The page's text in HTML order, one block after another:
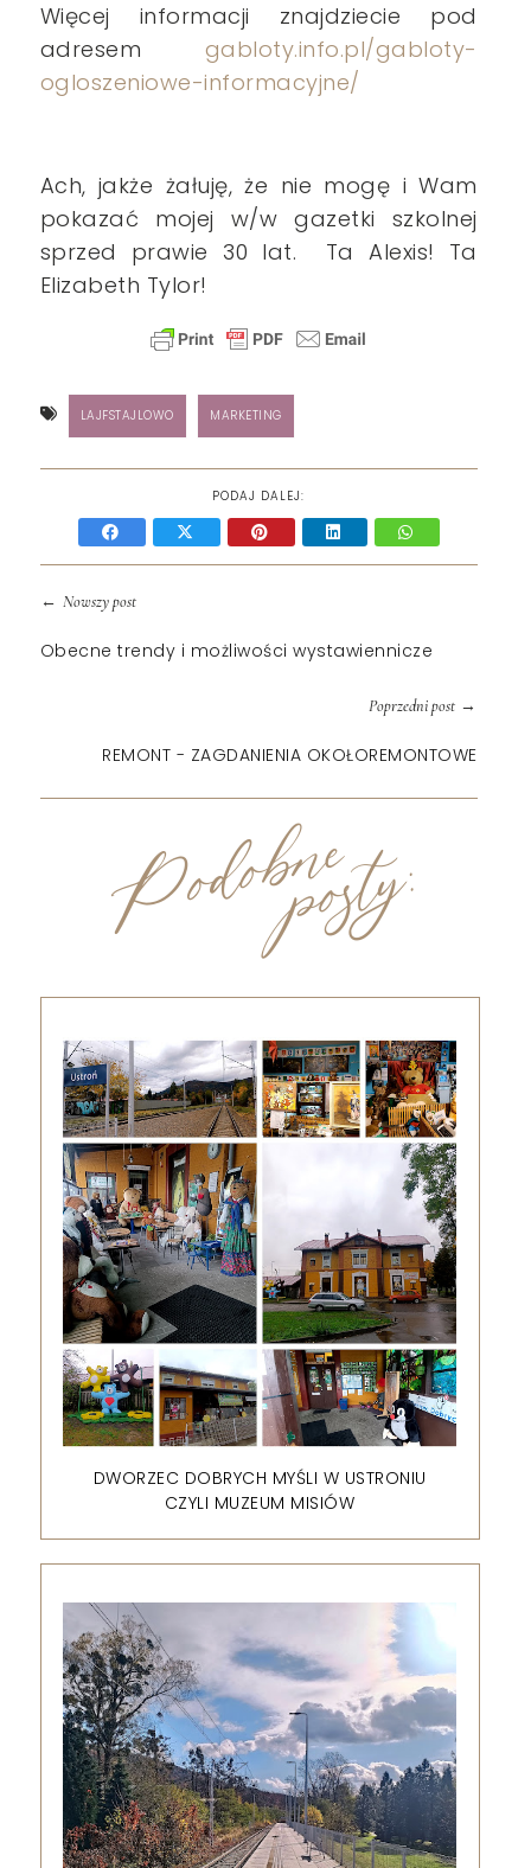
Więcej informacji znajdziecie pod
adresem
gabloty.info.pl/gabloty-
ogloszeniowe-informacyjne/
Ach, jakże żałuję, że nie mogę i Wam
pokazać mojej w/w gazetki szkolnej
sprzed prawie 30 lat. Ta Alexis! Ta
Elizabeth Tylor!
LAJFSTAJLOWO MARKETING
PODAJ DALEJ:
← Nowszy post
Obecne trendy i możliwości wystawiennicze
Poprzedni post→
REMONT - ZAGDANIENIA OKOŁOREMONTOWE
DWORZEC DOBRYCH MYŚLI W USTRONIU
CZYLI MUZEUM MISIÓW